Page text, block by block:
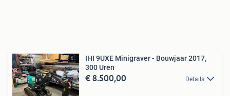
IHI 9UXE Minigraver - Bouwjaar 2017,
300 Uren
€ 8.500,00 Details